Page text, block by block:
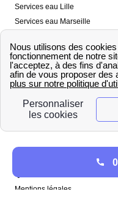
Services eau Lille
Services eau Marseille
Services eau Toulon
Nos outils
🛁 Simulateur consommation
Qui sommes-nous ?
Mentions légales